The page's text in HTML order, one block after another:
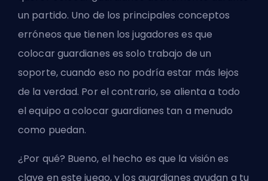
un partido. Uno de los principales conceptos
erróneos que tienen los jugadores es que
colocar guardianes es solo trabajo de un
soporte, cuando eso no podría estar más lejos
de la verdad. Por el contrario, se alienta a todo
el equipo a colocar guardianes tan a menudo
como puedan.
¿Por qué? Bueno, el hecho es que la visión es
clave en este juego, y los guardianes ayudan a tu